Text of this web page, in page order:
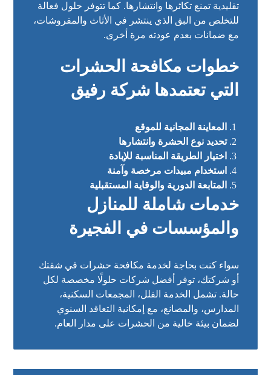
تقليدية تمنع تكاثرها وانتشارها. كما تتوفر حلول فعالة
للتخلص من البق الذي ينتشر في الأثاث والمفروشات،
مع ضمانات بعدم عودته مرة أخرى.
خطوات مكافحة الحشرات
التي تعتمدها شركة رفيق
المعاينة المجانية للموقع
تحديد نوع الحشرة وانتشارها
اختيار الطريقة المناسبة للإبادة
استخدام مبيدات مرخصة وآمنة
المتابعة الدورية والوقاية المستقبلية
خدمات شاملة للمنازل
والمؤسسات في الفجيرة
سواء كنت بحاجة لخدمة مكافحة حشرات في شقتك
أو شركتك، توفر أفضل شركات حلولًا مخصصة لكل
حالة. تشمل الخدمة الفلل، المجمعات السكنية،
المدارس، والمصانع، مع إمكانية التعاقد السنوي
لضمان بيئة خالية من الحشرات على مدار العام.